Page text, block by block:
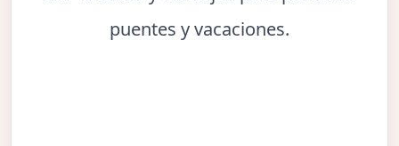
puentes y vacaciones.